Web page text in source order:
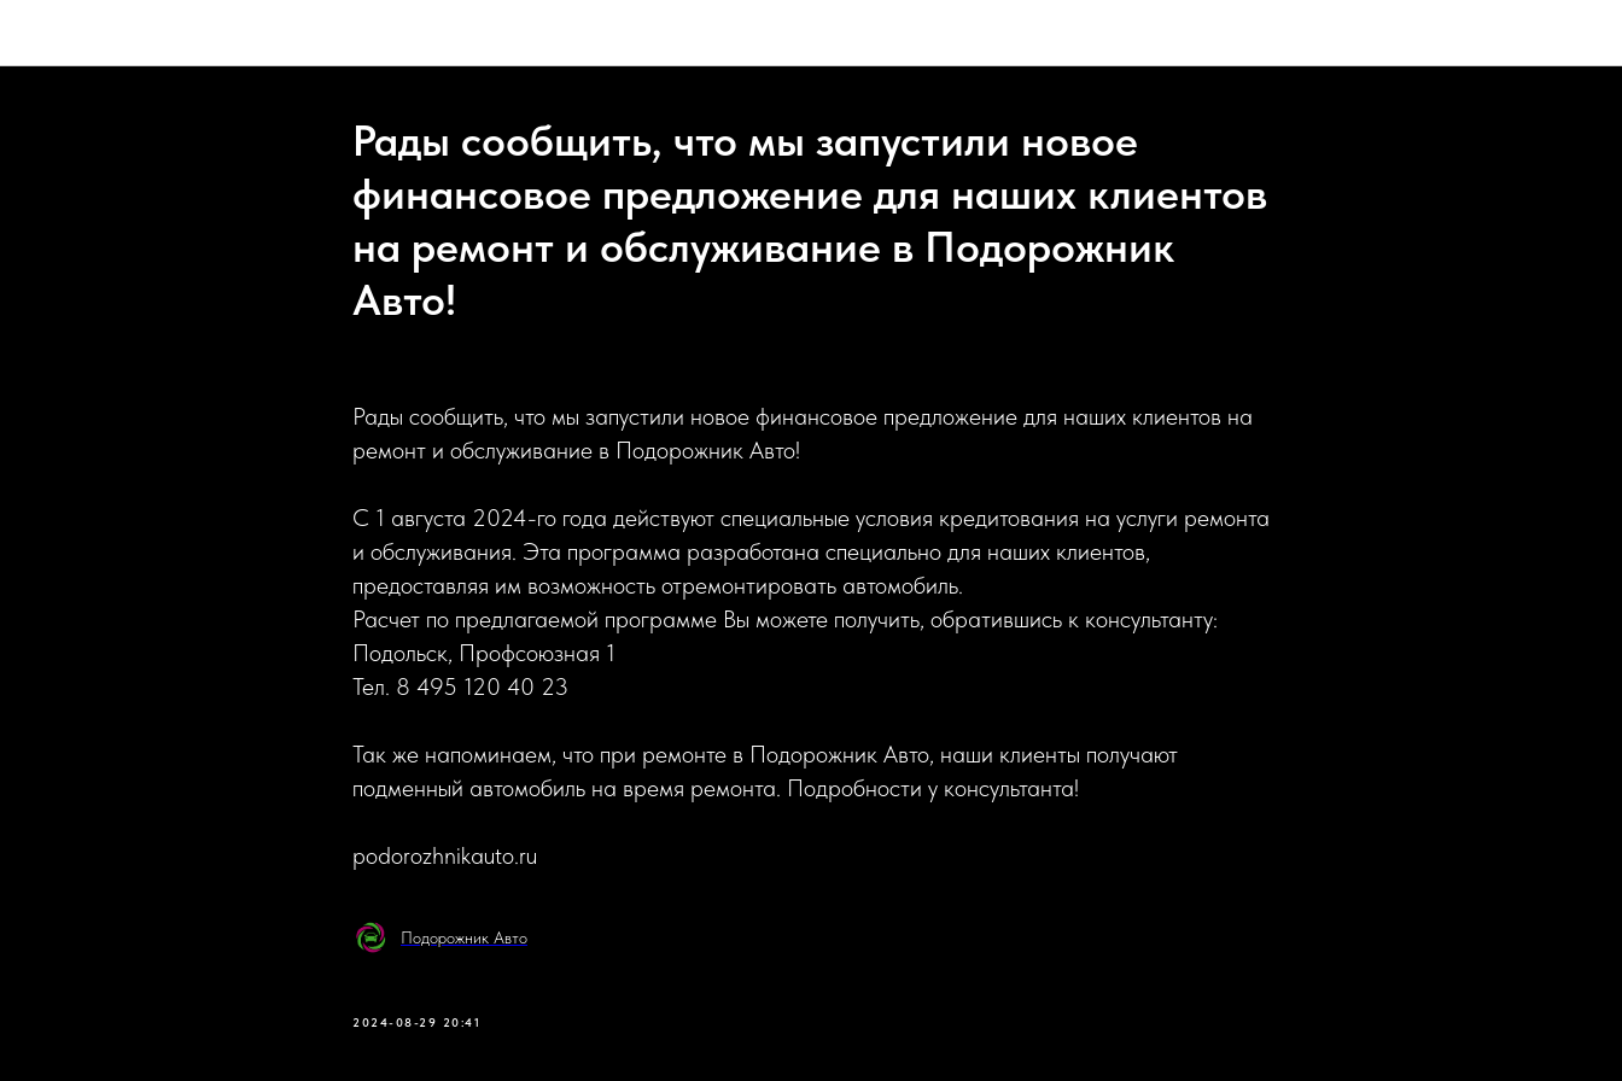
Рады сообщить, что мы запустили новое
финансовое предложение для наших клиентов
на ремонт и обслуживание в Подорожник
Авто!
Рады сообщить, что мы запустили новое финансовое предложение для наших клиентов на
ремонт и обслуживание в Подорожник Авто!
С 1 августа 2024-го года действуют специальные условия кредитования на услуги ремонта
и обслуживания. Эта программа разработана специально для наших клиентов,
предоставляя им возможность отремонтировать автомобиль.
Расчет по предлагаемой программе Вы можете получить, обратившись к консультанту:
Подольск, Профсоюзная 1
Тел. 8 495 120 40 23
Так же напоминаем, что при ремонте в Подорожник Авто, наши клиенты получают
подменный автомобиль на время ремонта. Подробности у консультанта!
podorozhnikauto.ru
Подорожник Авто
2024-08-29 20:41